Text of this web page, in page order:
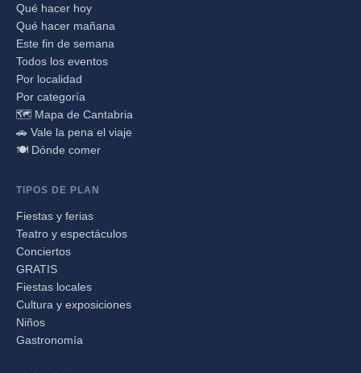
Qué hacer hoy
Qué hacer mañana
Este fin de semana
Todos los eventos
Por localidad
Por categoría
🗺️ Mapa de Cantabria
🚗 Vale la pena el viaje
🍽️ Dónde comer
TIPOS DE PLAN
Fiestas y ferias
Teatro y espectáculos
Conciertos
GRATIS
Fiestas locales
Cultura y exposiciones
Niños
Gastronomía